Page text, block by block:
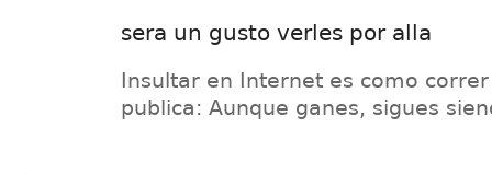
sera un gusto verles por alla
Insultar en Internet es como
publica: Aunque ganes, sigues